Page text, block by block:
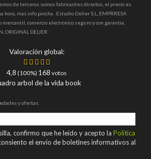
de terceros somos fabricantes directos, el precio es
mas info pincha . Estudio Delier S.L, EMPRRESA
mercantil, comercio electronico seguro y con garantia,
ORIGINAL DELIER
Valoración global:
4,8 (100%) 168 votos
arbol de la vida book
y ofertas.
confirmo que he leído y acepto la Política
el envío de boletines informativos al